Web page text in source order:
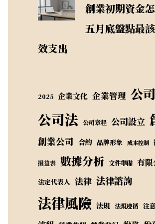
創業初期資金怎
五月底盤點最
效支出
2025 企業文化 企業管理 公
公司法 公司章程 公司設立
創業公司 合約 品牌形象 成本控制
損益表 數據分析 文件準備 有限
法定代表人 法律 法律諮詢
法律風險 法規 法規遵循 注